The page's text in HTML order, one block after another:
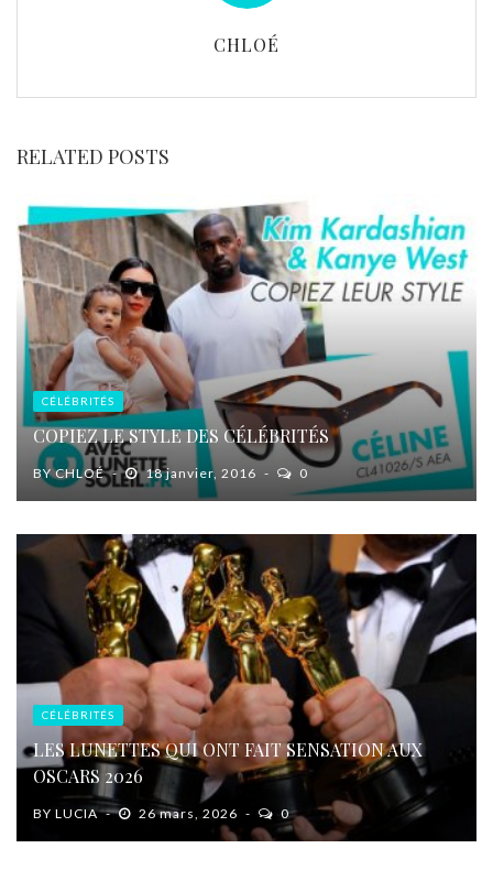
CHLOÉ
RELATED POSTS
CÉLÉBRITÉS
COPIEZ LE STYLE DES CÉLÉBRITÉS
BYCHLOÉ 18 janvier, 2016 0
CÉLÉBRITÉS
LES LUNETTES QUI ONT FAIT SENSATION AUX
OSCARS 2026
BY LUCIA 26 mars, 2026 0